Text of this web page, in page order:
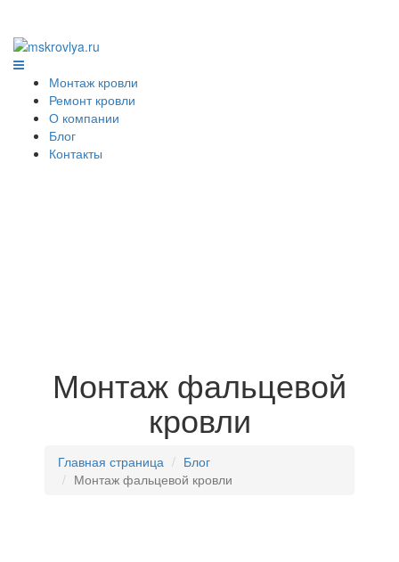
Монтаж кровли
Ремонт кровли
О компании
Блог
Контакты
Монтаж фальцевой
кровли
Главная страница
Блог
Монтаж фальцевой кровли